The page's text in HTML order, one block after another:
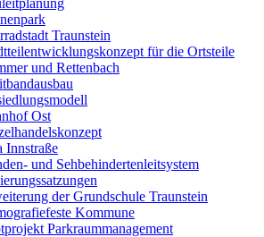
Traunstein
für die Ortsteile
und Rettenbach
Ost
Innstraße
und Sehbehindertenleitsystem
der Grundschule Traunstein
Kommune
Parkraummanagement